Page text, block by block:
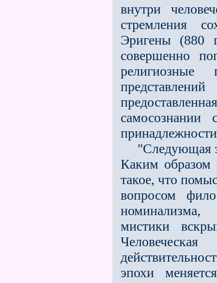
внутри
стремления
Эригены (880
совершенно
самосознании
"Следующая
Каким образом
такое, что
вопросом
номинализма,
мистики
эпохи